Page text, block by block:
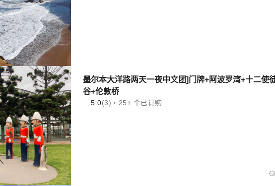
墨尔本大洋路两天一夜中文团]门牌+阿波罗湾+十二使
谷+伦敦桥
5.0(3)・25+ 个已订购